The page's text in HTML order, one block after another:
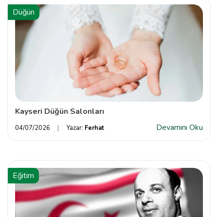
Düğün
Kayseri Düğün Salonları
04/07/2026 Yazar: Ferhat Devamını Oku
Eğitim